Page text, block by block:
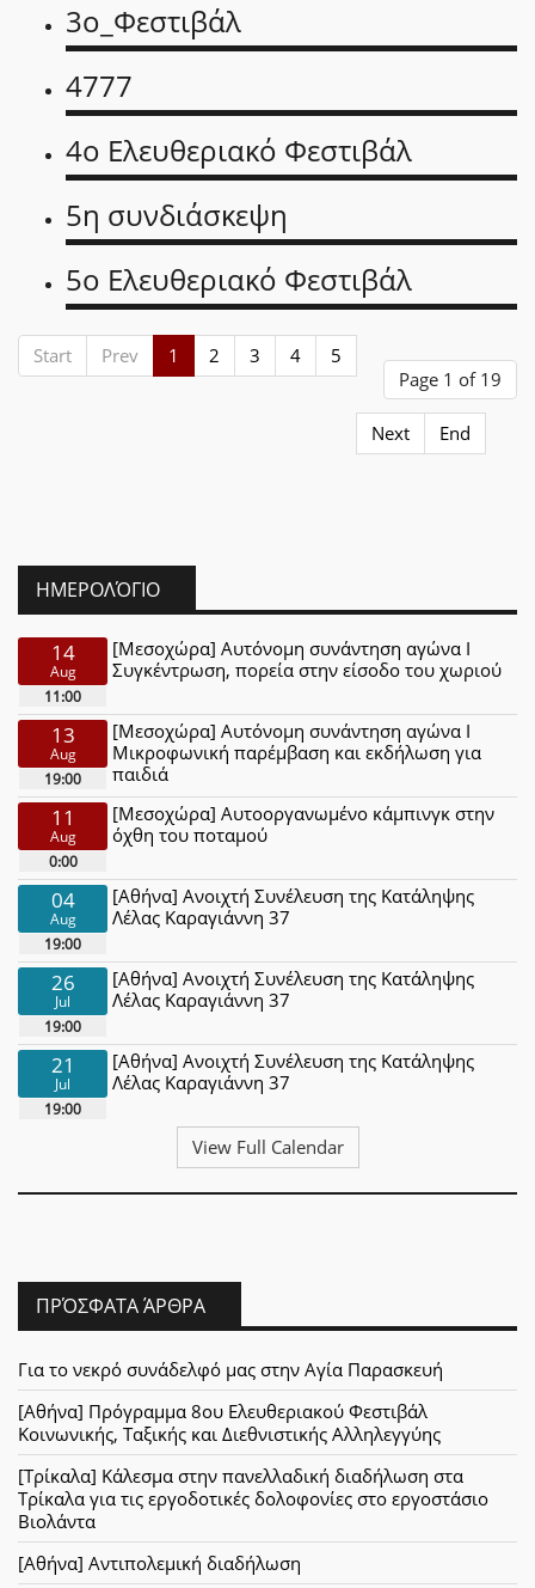
3ο_Φεστιβάλ
4777
4ο Ελευθεριακό Φεστιβάλ
5η συνδιάσκεψη
5ο Ελευθεριακό Φεστιβάλ
Page 1 of 19
Start Prev 1 2 3 4 5
Next End
ΗΜΕΡΟΛΌΓΙΟ
14
Aug
11:00
[Μεσοχώρα] Αυτόνομη συνάντηση αγώνα Ι
Συγκέντρωση, πορεία στην είσοδο του χωριού
13
Aug
19:00
[Μεσοχώρα] Αυτόνομη συνάντηση αγώνα Ι
Μικροφωνική παρέμβαση και εκδήλωση για
παιδιά
11
Aug
0:00
[Μεσοχώρα] Αυτοοργανωμένο κάμπινγκ στην
όχθη του ποταμού
04
Aug
19:00
[Αθήνα] Ανοιχτή Συνέλευση της Κατάληψης
Λέλας Καραγιάννη 37
26
Jul
19:00
[Αθήνα] Ανοιχτή Συνέλευση της Κατάληψης
Λέλας Καραγιάννη 37
21
Jul
19:00
[Αθήνα] Ανοιχτή Συνέλευση της Κατάληψης
Λέλας Καραγιάννη 37
View Full Calendar
ΠΡΌΣΦΑΤΑ ΆΡΘΡΑ
Για το νεκρό συνάδελφό μας στην Αγία Παρασκευή
[Αθήνα] Πρόγραμμα 8ου Ελευθεριακού Φεστιβάλ
Κοινωνικής, Ταξικής και Διεθνιστικής Αλληλεγγύης
[Τρίκαλα] Κάλεσμα στην πανελλαδική διαδήλωση στα
Τρίκαλα για τις εργοδοτικές δολοφονίες στο εργοστάσιο
Βιολάντα
[Αθήνα] Αντιπολεμική διαδήλωση